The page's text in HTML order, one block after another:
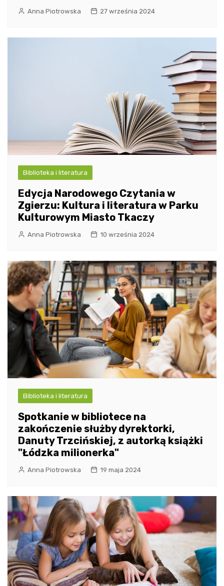
Anna Piotrowska 27 września 2024
Biblioteka i literatura
Edycja Narodowego Czytania w
Zgierzu: Kultura i literatura w Parku
Kulturowym Miasto Tkaczy
Anna Piotrowska 10 września 2024
Biblioteka i literatura
Spotkanie w bibliotece na
zakończenie służby dyrektorki,
Danuty Trzcińskiej, z autorką książki
"Łódzka milionerka"
Anna Piotrowska 19 maja 2024